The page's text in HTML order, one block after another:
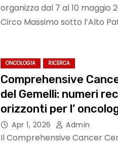
organizza dal 7 al 10 maggio
Circo Massimo sotto l’Alto
ONCOLOGIA RICERCA
Comprehensive
del Gemelli: numeri
orizzonti per l’
Apr 1, 2026 Admin
Il Comprehensive Cancer